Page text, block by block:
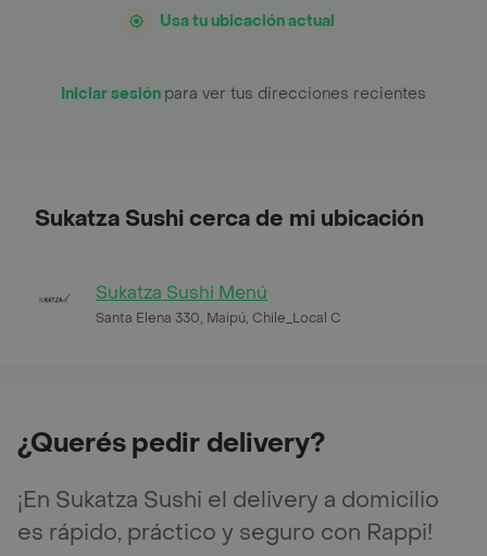
Usa tu ubicación actual
Iniciar sesión para ver tus direcciones recientes
Sukatza Sushi cerca de mi ubicación
Sukatza Sushi Menú
Santa Elena 330, Maipú, Chile_Local C
¿Querés pedir delivery?
¡En Sukatza Sushi el delivery a domicilio
es rápido, práctico y seguro con Rappi!